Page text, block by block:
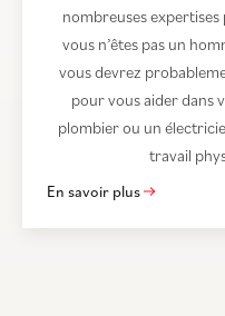
nombreuses
vous n’êtes pas un
vous devrez
pour vous aider dans
plombier ou un
travail
En savoir plus